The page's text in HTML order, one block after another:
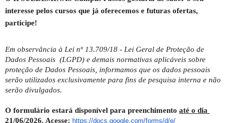
interesse pelos cursos que já oferecemos e futuras ofertas,
participe!
Em observância à Lei nº 13.709/18 - Lei Geral de Proteção de
Dados Pessoais  (LGPD) e demais normativas aplicáveis sobre
proteção de Dados Pessoais, informamos que os dados pessoais
serão utilizados exclusivamente para fins de pesquisa interna e não
serão divulgados.
O formulário estará disponível para preenchimento até o dia
21/06/2026. Acesse: https://docs.google.com/forms/d/e/